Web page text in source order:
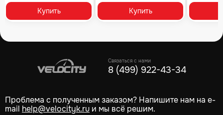
Купить Купить
Связаться с нами
8 (499) 922-43-34
Проблема с полученным заказом? Напишите нам на e-
mail help@velocityk.ru и мы всё решим.